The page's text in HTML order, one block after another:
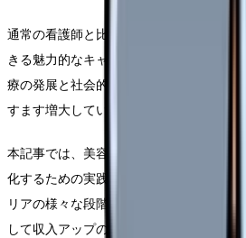
通常の看護師と比較して、より専門的な
きる魅力的なキャリアパスとして認識さ
療の発展と社会的ニーズの高まりにより
すます増大しています。
本記事では、美容看護師の給与に関する
化するための実践的なアドバイスを包括
リアの様々な段階における収入の変遷、
して収入アップのための具体的な戦略に